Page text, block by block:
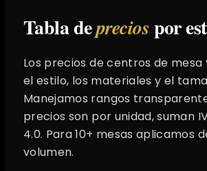
Tabla depreciospor
Los precios de centros de
el estilo, los materiales y el
Manejamos rangos
precios son por unidad, suman
4.0. Para 10+ mesas aplicamos
volumen.